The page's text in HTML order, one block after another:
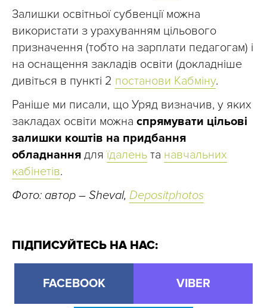
Залишки освітньої субвенції можна
використати з урахуванням цільового
призначення (тобто на зарплати педагогам) і
на оснащення закладів освіти (докладніше
дивіться в пункті 2 постанови Кабміну.
Раніше ми писали, що Уряд визначив, у яких
закладах освіти можна спрямувати цільові
залишки коштів на придбання
обладнання дляїдалень та навчальних
кабінетів.
Фото: автор – Sheval, Depositphotos
ПІДПИСУЙТЕСЬ НА НАС:
FACEBOOK VIBER